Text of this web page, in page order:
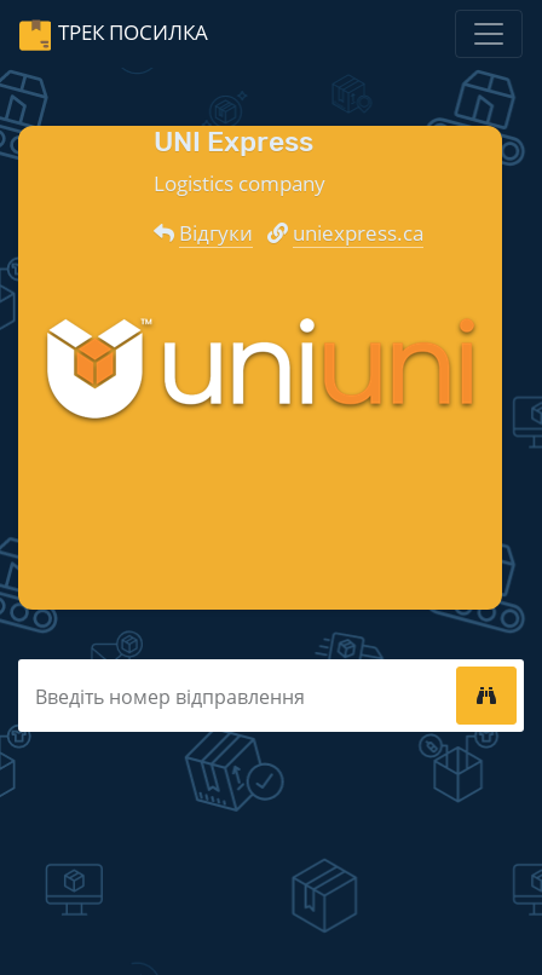
ТРЕК ПОСИЛКА
UNI Express
Logistics company
Відгуки
uniexpress.ca